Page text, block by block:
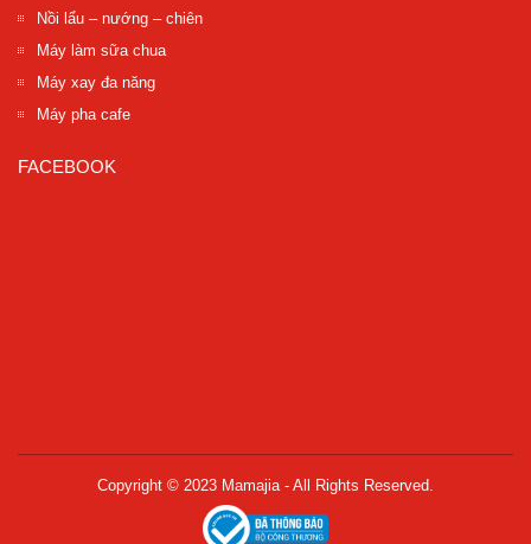
Nồi lẩu – nướng – chiên
Máy làm sữa chua
Máy xay đa năng
Máy pha cafe
FACEBOOK
Copyright © 2023 Mamajia - All Rights Reserved.